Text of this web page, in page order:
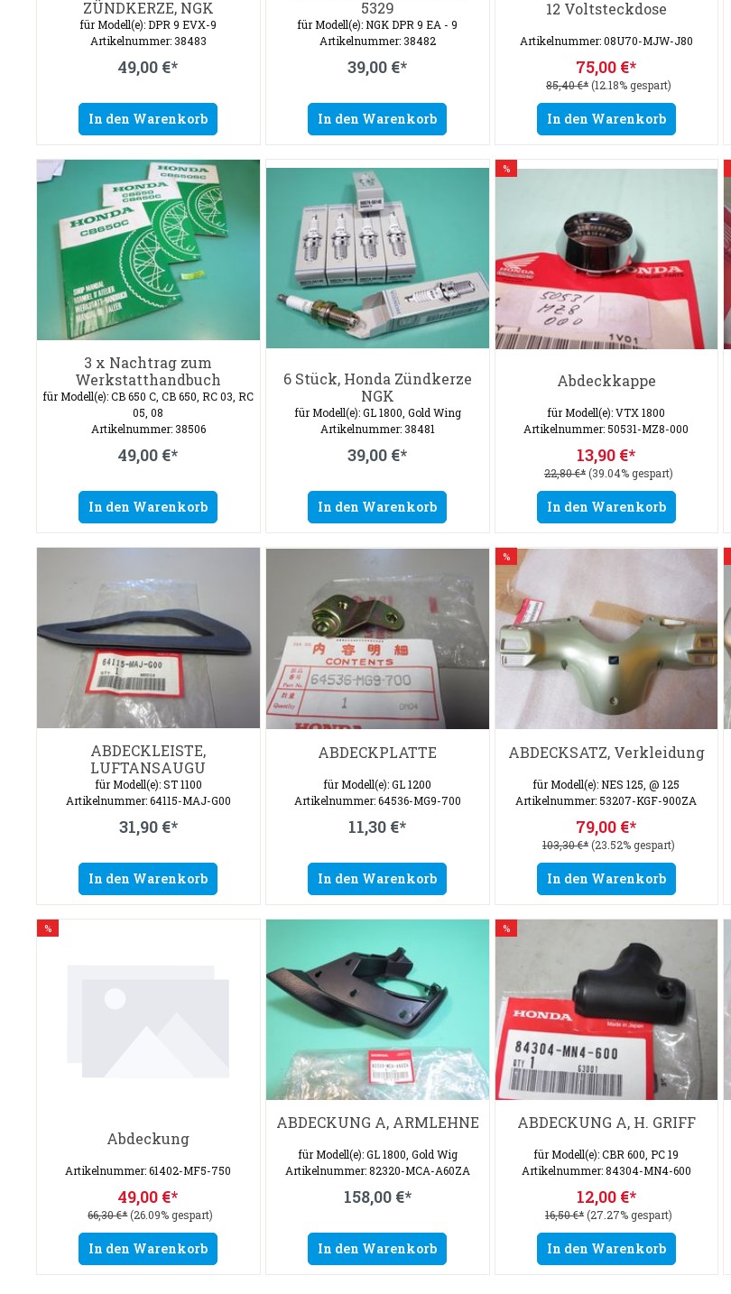
ZÜNDKERZE, NGK
für Modell(e): DPR 9 EVX-9
Artikelnummer: 38483
49,00 €*
In den Warenkorb
5329
für Modell(e): NGK DPR 9 EA - 9
Artikelnummer: 38482
39,00 €*
In den Warenkorb
12 Voltsteckdose
Artikelnummer: 08U70-MJW-J80
75,00 €*
85,40 €*(12.18% gespart)
In den Warenkorb
3 x Nachtrag zum
Werkstatthandbuch
für Modell(e): CB 650 C, CB 650, RC 03, RC
05, 08
Artikelnummer: 38506
49,00 €*
In den Warenkorb
6 Stück, Honda Zündkerze
NGK
für Modell(e): GL 1800, Gold Wing
Artikelnummer: 38481
39,00 €*
In den Warenkorb
%
Abdeckkappe
für Modell(e): VTX 1800
Artikelnummer: 50531-MZ8-000
13,90 €*
22,80 €*(39.04% gespart)
In den Warenkorb
ABDECKLEISTE,
LUFTANSAUGU
für Modell(e): ST 1100
Artikelnummer: 64115-MAJ-G00
31,90 €*
In den Warenkorb
ABDECKPLATTE
für Modell(e): GL 1200
Artikelnummer: 64536-MG9-700
11,30 €*
In den Warenkorb
%
ABDECKSATZ, Verkleidung
für Modell(e): NES 125, @ 125
Artikelnummer: 53207-KGF-900ZA
79,00 €*
103,30 €*(23.52% gespart)
In den Warenkorb
%
Abdeckung
Artikelnummer: 61402-MF5-750
49,00 €*
66,30 €*(26.09% gespart)
In den Warenkorb
ABDECKUNG A, ARMLEHNE
für Modell(e): GL 1800, Gold Wig
Artikelnummer: 82320-MCA-A60ZA
158,00 €*
In den Warenkorb
%
ABDECKUNG A, H. GRIFF
für Modell(e): CBR 600, PC 19
Artikelnummer: 84304-MN4-600
12,00 €*
16,50 €*(27.27% gespart)
In den Warenkorb